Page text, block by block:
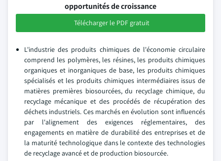
opportunités de croissance
Télécharger le PDF gratuit
L'industrie des produits chimiques de l'économie circulaire
comprend les polymères, les résines, les produits chimiques
organiques et inorganiques de base, les produits chimiques
spécialisés et les produits chimiques intermédiaires issus de
matières premières biosourcées, du recyclage chimique, du
recyclage mécanique et des procédés de récupération des
déchets industriels. Ces marchés en évolution sont influencés
par l'alignement des exigences réglementaires, des
engagements en matière de durabilité des entreprises et de
la maturité technologique dans le contexte des technologies
de recyclage avancé et de production biosourcée.